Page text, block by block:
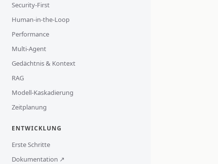
Security-First
Human-in-the-Loop
Performance
Multi-Agent
Gedächtnis & Kontext
RAG
Modell-Kaskadierung
Zeitplanung
ENTWICKLUNG
Erste Schritte
Dokumentation ↗